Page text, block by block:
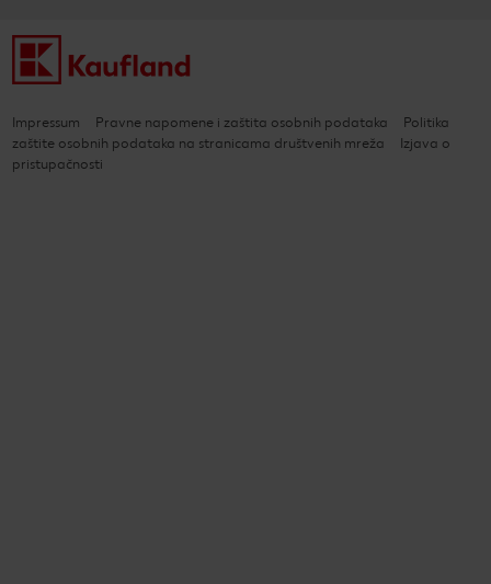
Impressum Pravne napomene i zaštita osobnih podataka
Politika
zaštite osobnih podataka na stranicama društvenih mreža
Izjava o
pristupačnosti